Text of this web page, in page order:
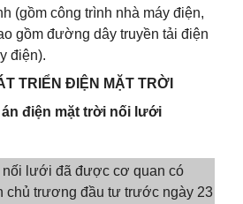
(gồm công trình nhà máy điện,
gồm đường dây truyền tải điện
điện).
TRIỂN ĐIỆN MẶT TRỜI
điện mặt trời nối lưới
nối lưới đã được cơ quan có
chủ trương đầu tư trước ngày 23